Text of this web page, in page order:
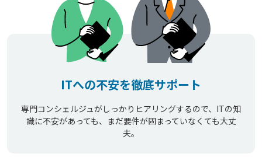
ITへの不安を徹底サポート
専門コンシェルジュがしっかりヒアリングするので、ITの知
識に不安があっても、まだ要件が固まっていなくても大丈
夫。